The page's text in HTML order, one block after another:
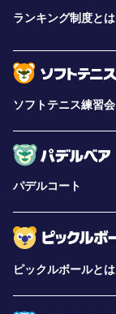
ランキング制度とは
ソフトテニス練習会
パデルコート
ピックルボールとは